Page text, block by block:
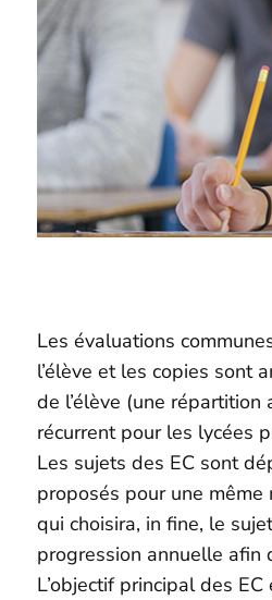
Les évaluations
l’élève et les copies sont
de l’élève (une
récurrent pour les lycées
Les sujets des EC sont
proposés pour une même
qui choisira, in fine, le
progression annuelle afin
L’objectif principal des